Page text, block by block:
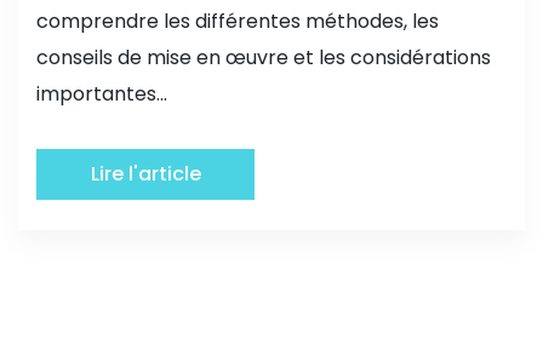
comprendre les différentes méthodes, les
conseils de mise en œuvre et les considérations
importantes...
Lire l'article